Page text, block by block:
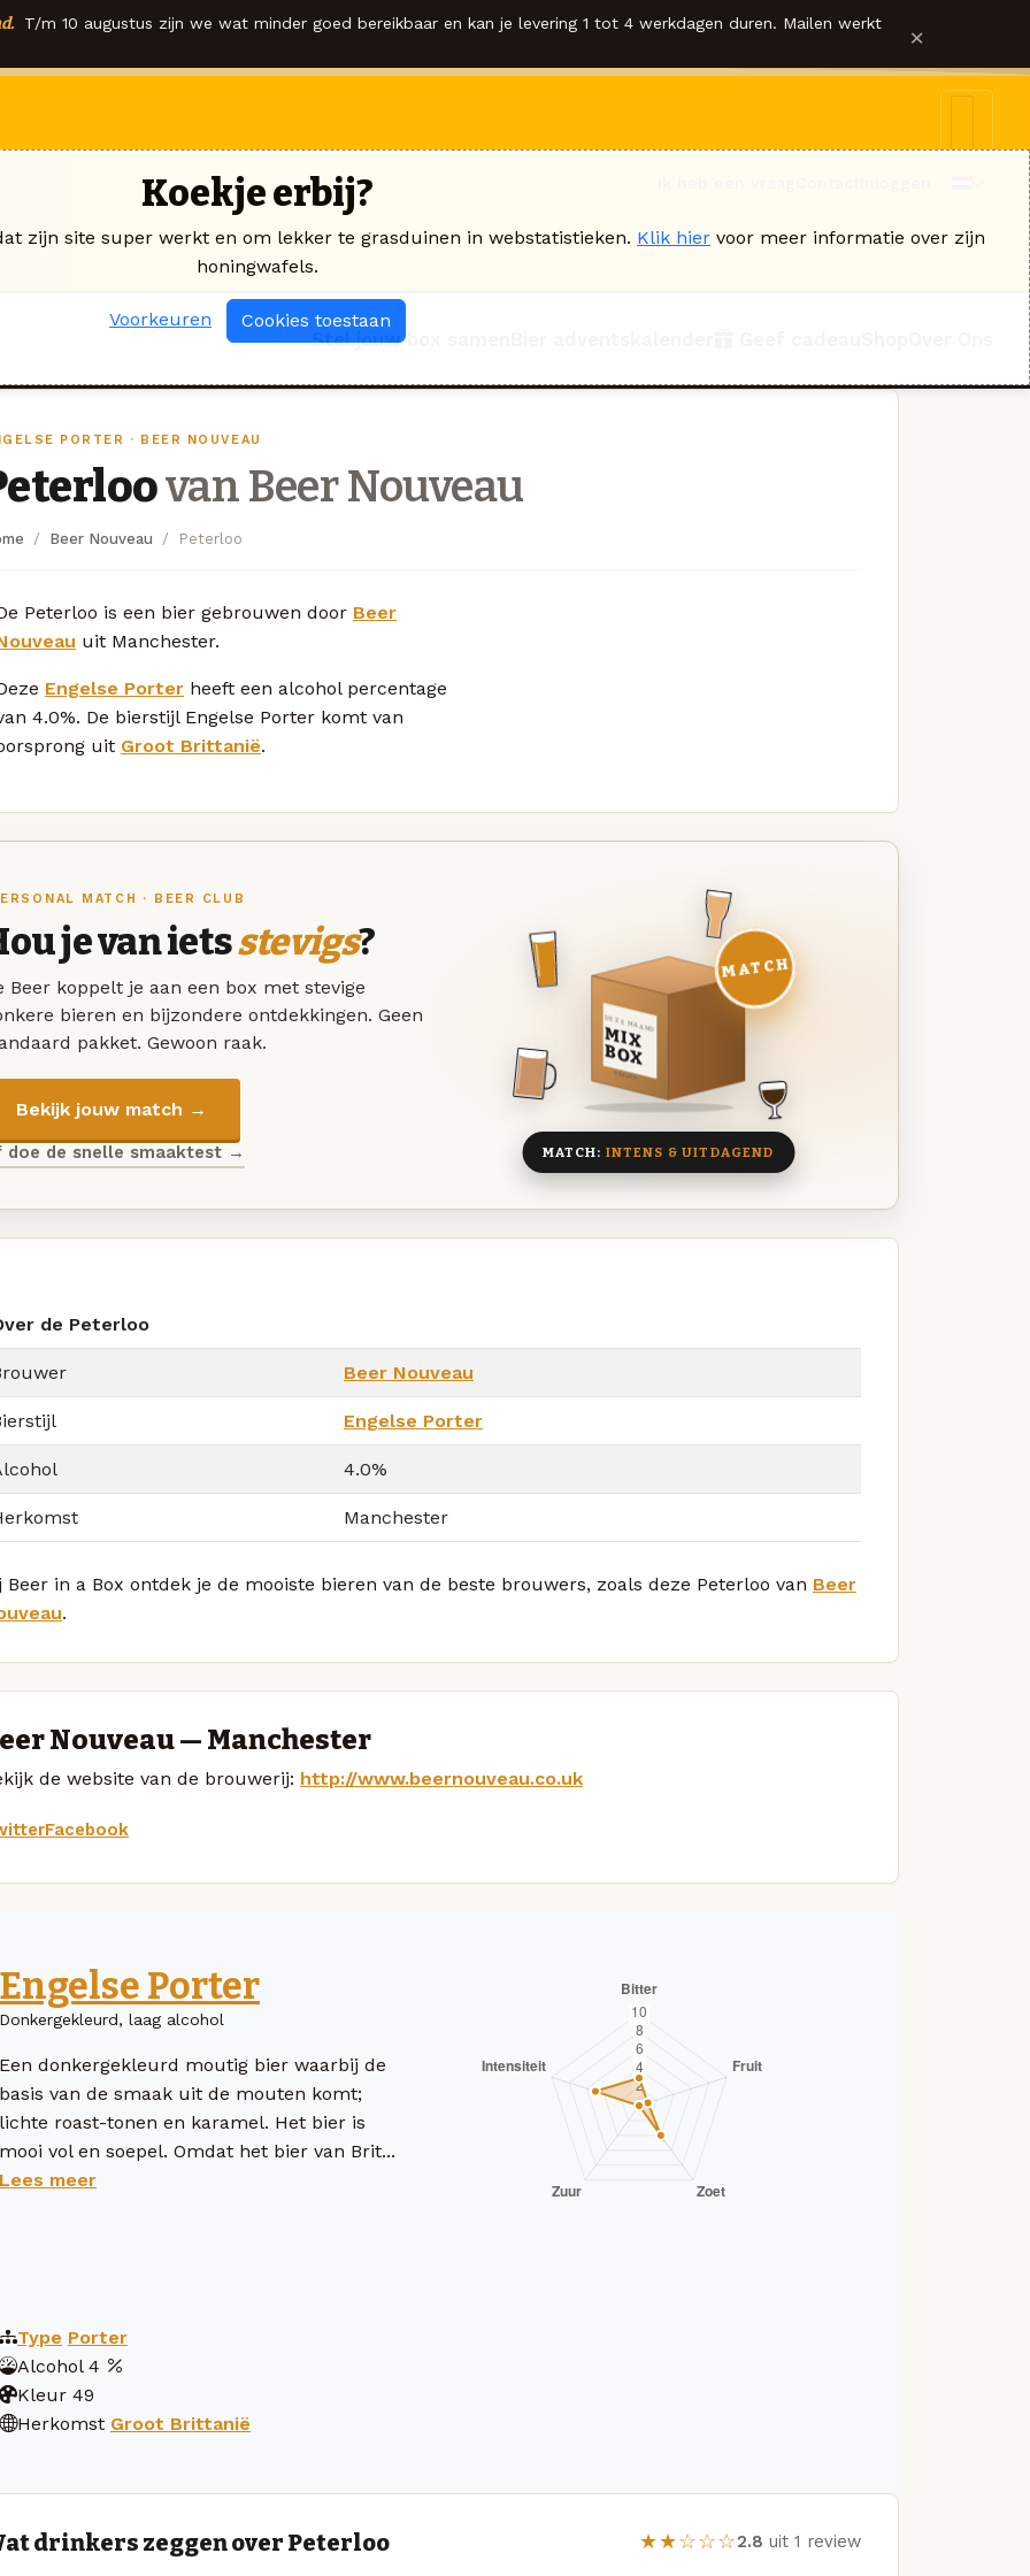
T/m 10 augustus zijn we wat minder goed bereikbaar en kan je levering 1 tot 4 werkdagen duren. Mailen werkt ×
Stel jouw box samen
PORTER · BEER NOUVEAU
van Beer Nouveau
Beer Nouveau Peterloo
Peterloo is een bier gebrouwen door Beer
uit Manchester.
Engelse Porter heeft een alcohol percentage
4.0%. De bierstijl Engelse Porter komt van
uit Groot Brittanië.
MATCH · BEER CLUB
je van ietsstevigs?
Beer koppelt je aan een box met stevige
bieren en bijzondere ontdekkingen. Geen
pakket. Gewoon raak.
Bekijk jouw match →
doe de snelle smaaktest →
DEZE MAAND
MIX
BOX
8 BIEREN
MATCH
MATCH: INTENS & UITDAGEND
de Peterloo
Beer Nouveau
Engelse Porter
4.0%
Manchester
Beer in a Box ontdek je de mooiste bieren van de beste brouwers, zoals deze Peterloo van Beer
.
Nouveau — Manchester
de website van de brouwerij: http://www.beernouveau.co.uk
Facebook
Engelse Porter
Donkergekleurd, laag alcohol
Een donkergekleurd moutig bier waarbij de
basis van de smaak uit de mouten komt;
lichte roast-tonen en karamel. Het bier is
mooi vol en soepel. Omdat het bier van Brit...
Lees meer
Type Porter
Alcohol 4
Kleur 49
Herkomst Groot Brittanië
drinkers zeggen over Peterloo ★★☆☆☆2.8 uit 1 review
Koekje erbij?
zijn site super werkt en om lekker te grasduinen in webstatistieken. Klik hier voor meer informatie over zijn
honingwafels.
Voorkeuren Cookies toestaan